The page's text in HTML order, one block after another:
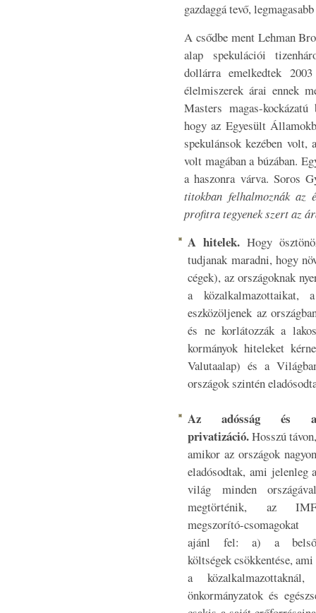
gazdaggá tevő,
A csődbe ment Lehman
alap spekulációi
dollárra emelkedtek
élelmiszerek árai ennek
Masters magas-
hogy az Egyesült
spekulánsok kezében volt,
volt magában a búzában.
a haszonra várva. Soros
titokban felhalmoznák az
profitra tegyenek szert az
A hitelek. Hogy
tudjanak maradni, hogy
cégek), az országoknak
a közalkalmazottaikat,
eszközöljenek az
és ne korlátozzák a
kormányok hiteleket
Valutaalap) és a
országok szintén
Az adósság és
privatizáció.Hosszú
amikor az országok
eladósodtak, ami jelenleg
világ minden
megtörténik, az
megszorító-csomagokat
ajánl fel: a) a
költségek csökkentése,
a
önkormányzatok és